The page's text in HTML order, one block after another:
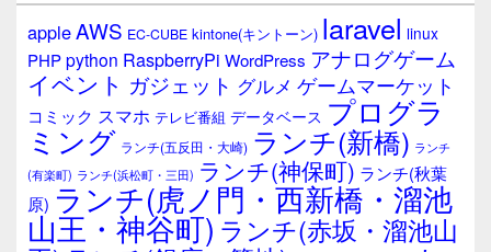
ウ
ィ
ジ
ェ
ア
appleAWS EC-CUBE kintone(キントーン) laravel linux
PHPpython RaspberryPi WordPress アナログゲーム
イベント ガジェット グルメ ゲームマーケット
コミック スマホ テレビ番組 データベース プログラ
ミング ランチ(五反田・大崎) ランチ(新橋) ランチ
(有楽町) ランチ(浜松町・三田) ランチ(神保町) ランチ(秋葉
原) ランチ(虎ノ門・西新橋・溜池
山王・神谷町) ランチ(赤坂・溜池山